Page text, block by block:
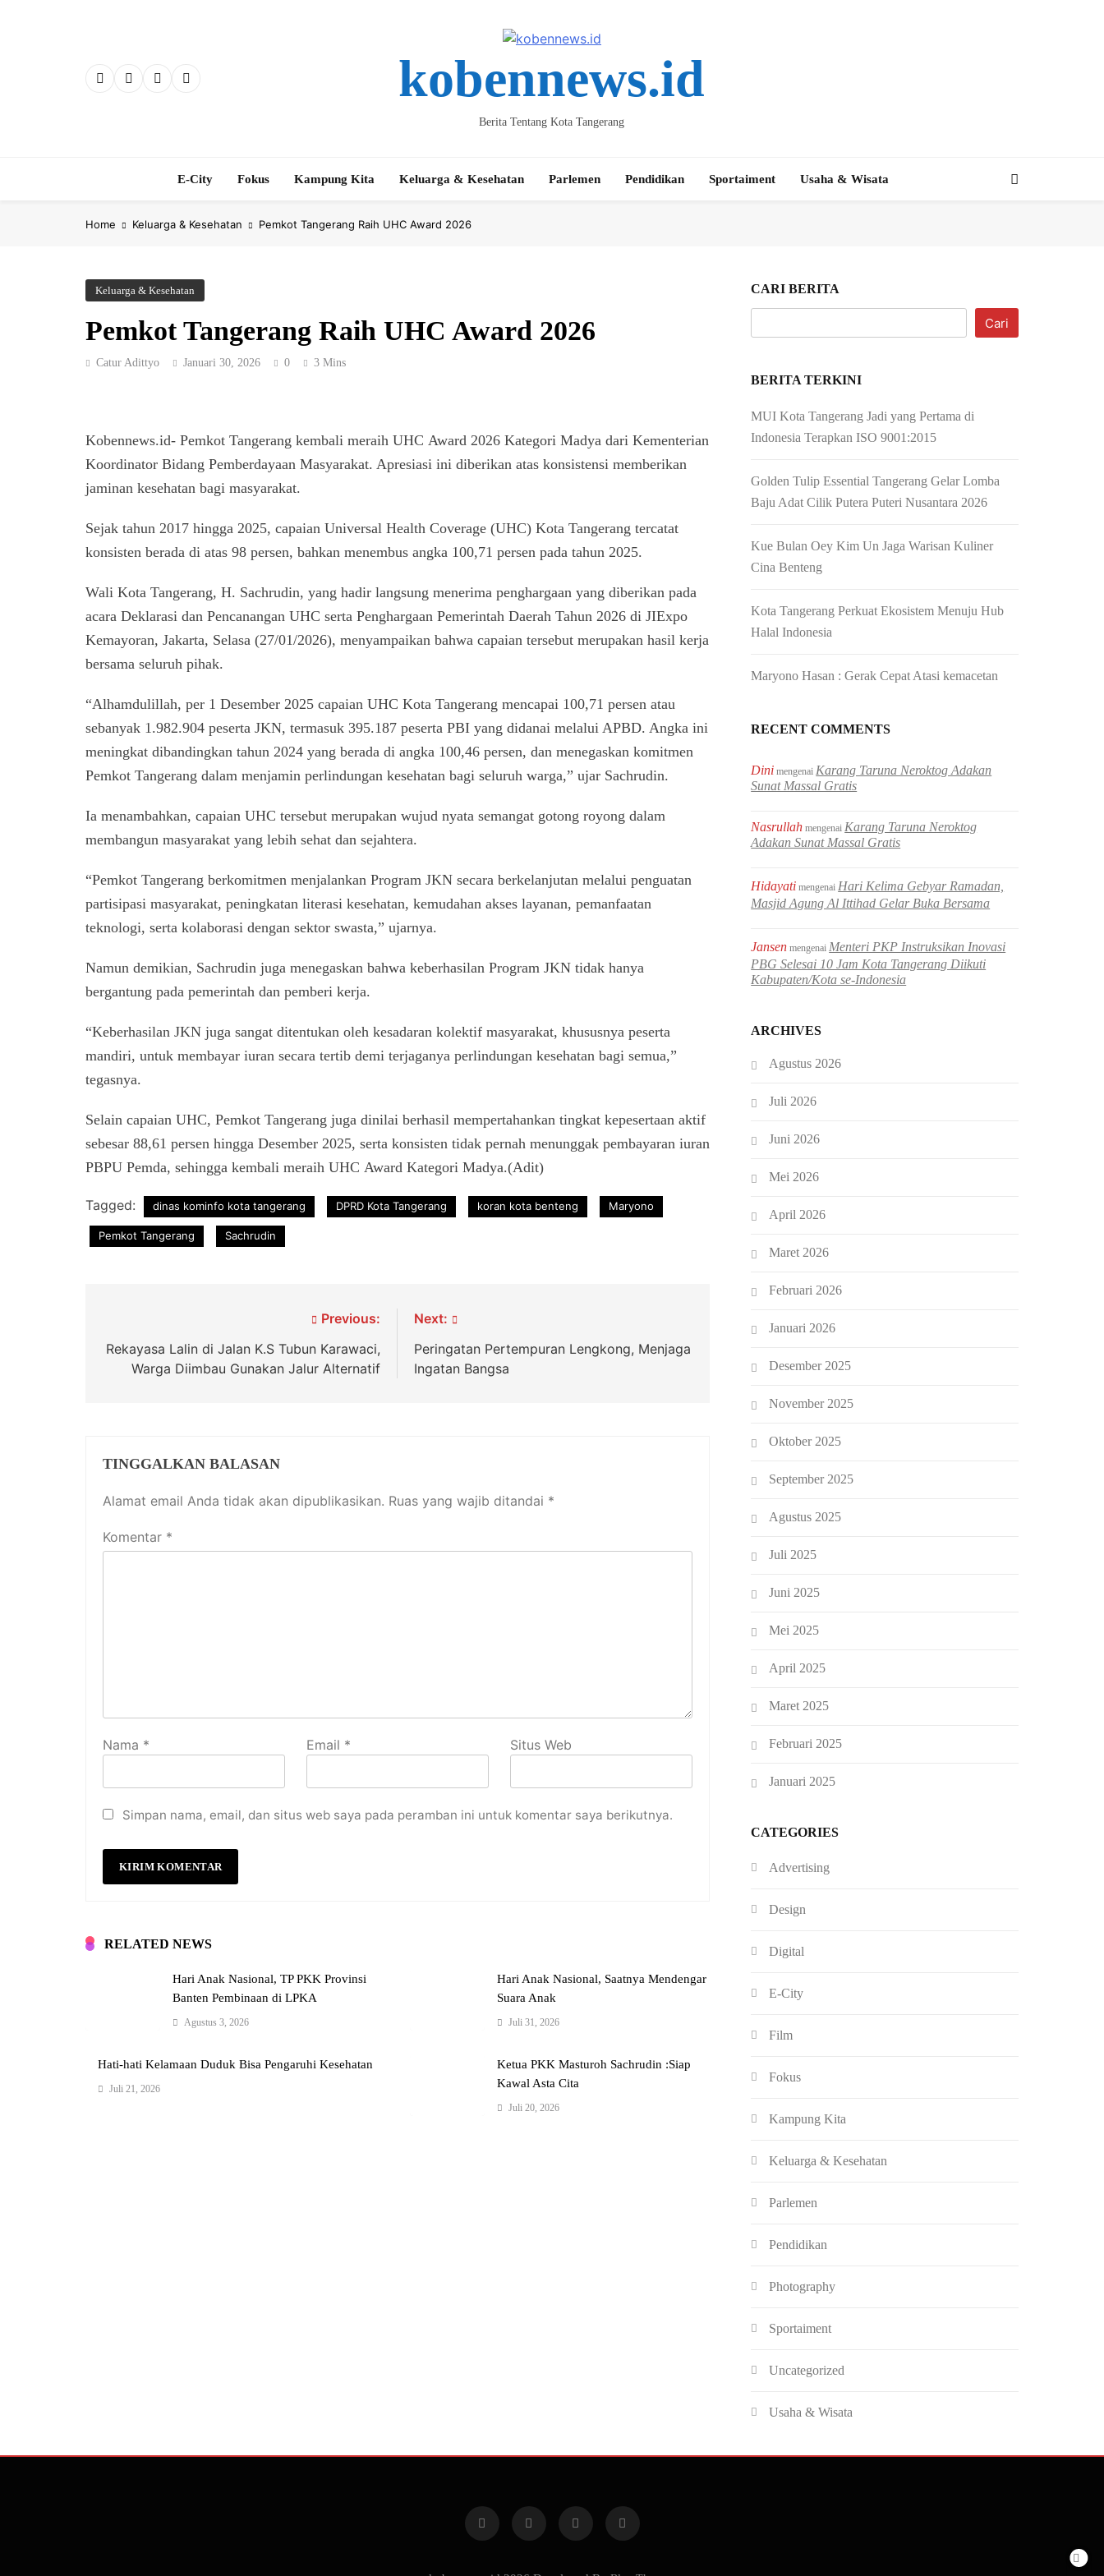
kobennews.id
Berita Tentang Kota Tangerang
E-City Fokus Kampung Kita Keluarga & Kesehatan Parlemen Pendidikan Sportaiment Usaha & Wisata
Home Keluarga & Kesehatan Pemkot Tangerang Raih UHC Award 2026
Keluarga & Kesehatan
Pemkot Tangerang Raih UHC Award 2026
Catur Adittyo Januari 30, 2026 0 3 Mins
Kobennews.id- Pemkot Tangerang kembali meraih UHC Award 2026 Kategori Madya dari Kementerian
Koordinator Bidang Pemberdayaan Masyarakat. Apresiasi ini diberikan atas konsistensi memberikan
jaminan kesehatan bagi masyarakat.
Sejak tahun 2017 hingga 2025, capaian Universal Health Coverage (UHC) Kota Tangerang tercatat
konsisten berada di atas 98 persen, bahkan menembus angka 100,71 persen pada tahun 2025.
Wali Kota Tangerang, H. Sachrudin, yang hadir langsung menerima penghargaan yang diberikan pada
acara Deklarasi dan Pencanangan UHC serta Penghargaan Pemerintah Daerah Tahun 2026 di JIExpo
Kemayoran, Jakarta, Selasa (27/01/2026), menyampaikan bahwa capaian tersebut merupakan hasil kerja
bersama seluruh pihak.
“Alhamdulillah, per 1 Desember 2025 capaian UHC Kota Tangerang mencapai 100,71 persen atau
sebanyak 1.982.904 peserta JKN, termasuk 395.187 peserta PBI yang didanai melalui APBD. Angka ini
meningkat dibandingkan tahun 2024 yang berada di angka 100,46 persen, dan menegaskan komitmen
Pemkot Tangerang dalam menjamin perlindungan kesehatan bagi seluruh warga,” ujar Sachrudin.
Ia menambahkan, capaian UHC tersebut merupakan wujud nyata semangat gotong royong dalam
membangun masyarakat yang lebih sehat dan sejahtera.
“Pemkot Tangerang berkomitmen menjalankan Program JKN secara berkelanjutan melalui penguatan
partisipasi masyarakat, peningkatan literasi kesehatan, kemudahan akses layanan, pemanfaatan
teknologi, serta kolaborasi dengan sektor swasta,” ujarnya.
Namun demikian, Sachrudin juga menegaskan bahwa keberhasilan Program JKN tidak hanya
bergantung pada pemerintah dan pemberi kerja.
“Keberhasilan JKN juga sangat ditentukan oleh kesadaran kolektif masyarakat, khususnya peserta
mandiri, untuk membayar iuran secara tertib demi terjaganya perlindungan kesehatan bagi semua,”
tegasnya.
Selain capaian UHC, Pemkot Tangerang juga dinilai berhasil mempertahankan tingkat kepesertaan aktif
sebesar 88,61 persen hingga Desember 2025, serta konsisten tidak pernah menunggak pembayaran iuran
PBPU Pemda, sehingga kembali meraih UHC Award Kategori Madya.(Adit)
Tagged: dinas kominfo kota tangerang DPRD Kota Tangerang koran kota benteng Maryono
Pemkot Tangerang Sachrudin
pos
Previous:
Rekayasa Lalin di Jalan K.S Tubun Karawaci,
Warga Diimbau Gunakan Jalur Alternatif
Next:
Peringatan Pertempuran Lengkong, Menjaga
Ingatan Bangsa
TINGGALKAN BALASAN
Alamat email Anda tidak akan dipublikasikan. Ruas yang wajib ditandai *
Komentar *
Nama * Email * Situs Web
Simpan nama, email, dan situs web saya pada peramban ini untuk komentar saya berikutnya.
RELATED NEWS
Hari Anak Nasional, TP PKK Provinsi
Banten Pembinaan di LPKA
Agustus 3, 2026
Hari Anak Nasional, Saatnya Mendengar
Suara Anak
Juli 31, 2026
Hati-hati Kelamaan Duduk Bisa Pengaruhi Kesehatan
Juli 21, 2026
Ketua PKK Masturoh Sachrudin :Siap
Kawal Asta Cita
Juli 20, 2026
CARI BERITA
Cari
BERITA TERKINI
MUI Kota Tangerang Jadi yang Pertama di
Indonesia Terapkan ISO 9001:2015
Golden Tulip Essential Tangerang Gelar Lomba
Baju Adat Cilik Putera Puteri Nusantara 2026
Kue Bulan Oey Kim Un Jaga Warisan Kuliner
Cina Benteng
Kota Tangerang Perkuat Ekosistem Menuju Hub
Halal Indonesia
Maryono Hasan : Gerak Cepat Atasi kemacetan
RECENT COMMENTS
Dini mengenaiKarang Taruna Neroktog Adakan
Sunat Massal Gratis
Nasrullah mengenaiKarang Taruna Neroktog
Adakan Sunat Massal Gratis
Hidayati mengenaiHari Kelima Gebyar Ramadan,
Masjid Agung Al Ittihad Gelar Buka Bersama
Jansen mengenaiMenteri PKP Instruksikan Inovasi
PBG Selesai 10 Jam Kota Tangerang Diikuti
Kabupaten/Kota se-Indonesia
ARCHIVES
Agustus 2026
Juli 2026
Juni 2026
Mei 2026
April 2026
Maret 2026
Februari 2026
Januari 2026
Desember 2025
November 2025
Oktober 2025
September 2025
Agustus 2025
Juli 2025
Juni 2025
Mei 2025
April 2025
Maret 2025
Februari 2025
Januari 2025
CATEGORIES
Advertising
Design
Digital
E-City
Film
Fokus
Kampung Kita
Keluarga & Kesehatan
Parlemen
Pendidikan
Photography
Sportaiment
Uncategorized
Usaha & Wisata